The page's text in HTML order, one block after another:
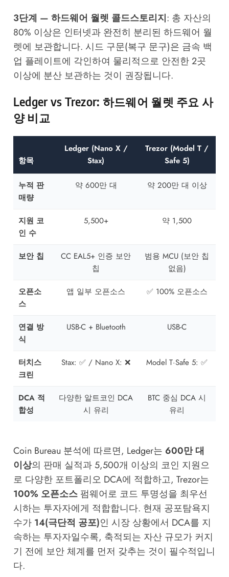
3단계 — 하드웨어 월렛 콜드스토리지: 총 자산의
80% 이상은 인터넷과 완전히 분리된 하드웨어 월
렛에 보관합니다. 시드 구문(복구 문구)은 금속 백
업 플레이트에 각인하여 물리적으로 안전한 2곳
이상에 분산 보관하는 것이 권장됩니다.
Ledger vs Trezor: 하드웨어 월렛 주요 사
양 비교
항목
Ledger (Nano X /
Stax)
Trezor (Model T /
Safe 5)
누적 판
매량
약 600만 대 약 200만 대 이상
지원 코
인 수
5,500+ 약 1,500
보안 칩
CC EAL5+ 인증 보안
칩
범용 MCU (보안 칩
없음)
오픈소
스
앱 일부 오픈소스 ✅ 100% 오픈소스
연결 방
식
USB-C + Bluetooth USB-C
터치스
크린
Stax: ✅ / Nano X: ❌ Model T·Safe 5: ✅
DCA 적
합성
다양한 알트코인 DCA
시 유리
BTC 중심 DCA 시
유리
Coin Bureau 분석에 따르면, Ledger는 600만 대
이상의 판매 실적과 5,500개 이상의 코인 지원으
로 다양한 포트폴리오 DCA에 적합하고, Trezor는
100% 오픈소스펌웨어로 코드 투명성을 최우선
시하는 투자자에게 적합합니다. 현재 공포탐욕지
수가 14(극단적 공포)인 시장 상황에서 DCA를 지
속하는 투자자일수록, 축적되는 자산 규모가 커지
기 전에 보안 체계를 먼저 갖추는 것이 필수적입니
다.